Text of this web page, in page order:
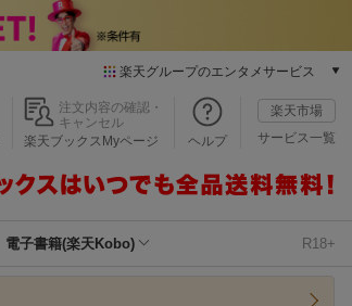
楽天グループのエンタメサービス
本/ゲーム/CD/DVD
楽天ブックス
楽天Kobo
注文内容の確認・
キャンセル
楽天ブックスMyページ
ヘルプ
楽天市場
サービス一覧
電子書籍(楽天Kobo) R18+